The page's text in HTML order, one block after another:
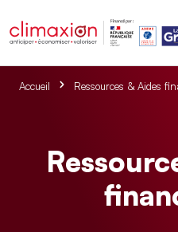
Accueil Ressources & Aides